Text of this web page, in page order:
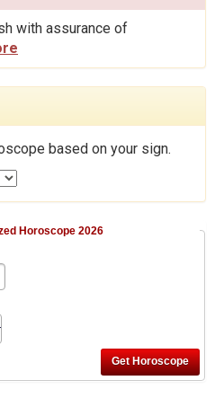
with assurance of
based on your sign.
Horoscope 2026